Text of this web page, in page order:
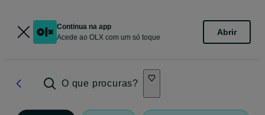
Continua na app
Acede ao OLX com um só toque
Abrir
O que procuras?